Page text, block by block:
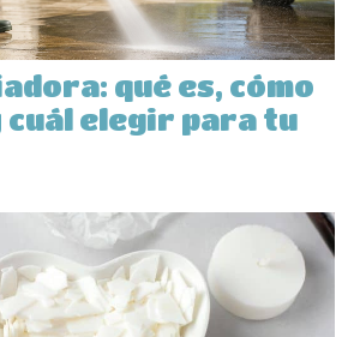
qué es, cómo
cuál elegir para tu